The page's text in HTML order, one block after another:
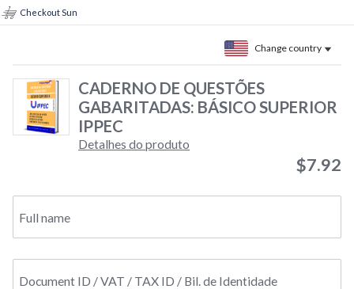
Checkout Sun
Change country
CADERNO DE QUESTÕES
GABARITADAS: BÁSICO SUPERIOR
IPPEC
Detalhes do produto
$7.92
Full name
Document ID / VAT / TAX ID / Bil. de Identidade